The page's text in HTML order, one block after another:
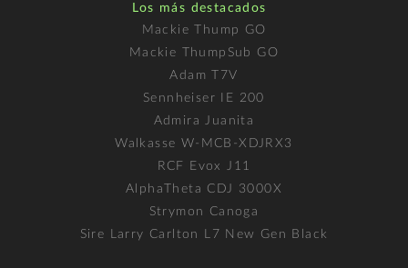
Los más destacados
Mackie Thump GO
Mackie ThumpSub GO
Adam T7V
Sennheiser IE 200
Admira Juanita
Walkasse W-MCB-XDJRX3
RCF Evox J11
AlphaTheta CDJ 3000X
Strymon Canoga
Sire Larry Carlton L7 New Gen Black